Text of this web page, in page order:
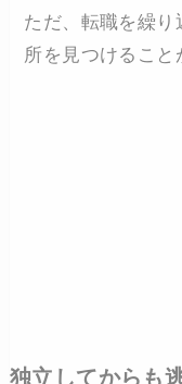
ただ、転職を繰
所を見つけること
独立してからも